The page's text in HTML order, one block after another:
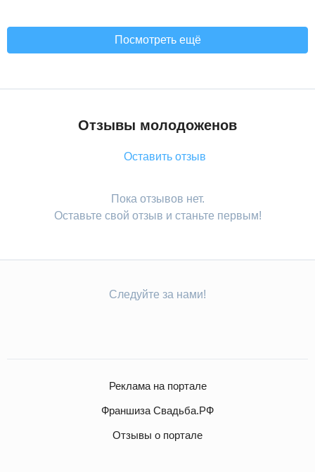
Посмотреть ещё
Отзывы молодоженов
Оставить отзыв
Пока отзывов нет.
Оставьте свой отзыв и станьте первым!
Следуйте за нами!
Реклама на портале
Франшиза Свадьба.РФ
Отзывы о портале